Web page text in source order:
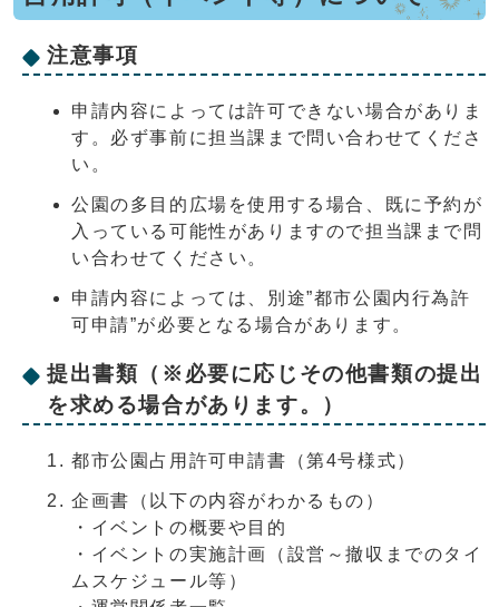
注意事項
申請内容によっては許可できない場合がありま
す。必ず事前に担当課まで問い合わせてくださ
い。
公園の多目的広場を使用する場合、既に予約が
入っている可能性がありますので担当課まで問
い合わせてください。
申請内容によっては、別途”都市公園内行為許
可申請”が必要となる場合があります。
提出書類（※必要に応じその他書類の提出
を求める場合があります。）
都市公園占用許可申請書（第4号様式）
企画書（以下の内容がわかるもの）
・イベントの概要や目的
・イベントの実施計画（設営～撤収までのタイ
ムスケジュール等）